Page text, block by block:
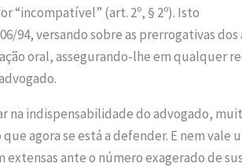
“incompatível” (art. 2º, § 2º). Isto
94, versando sobre as prerrogativas
oral, assegurando-lhe em qualquer
na indispensabilidade do advogado,
agora se está a defender. E nem
ante o número exagerado de